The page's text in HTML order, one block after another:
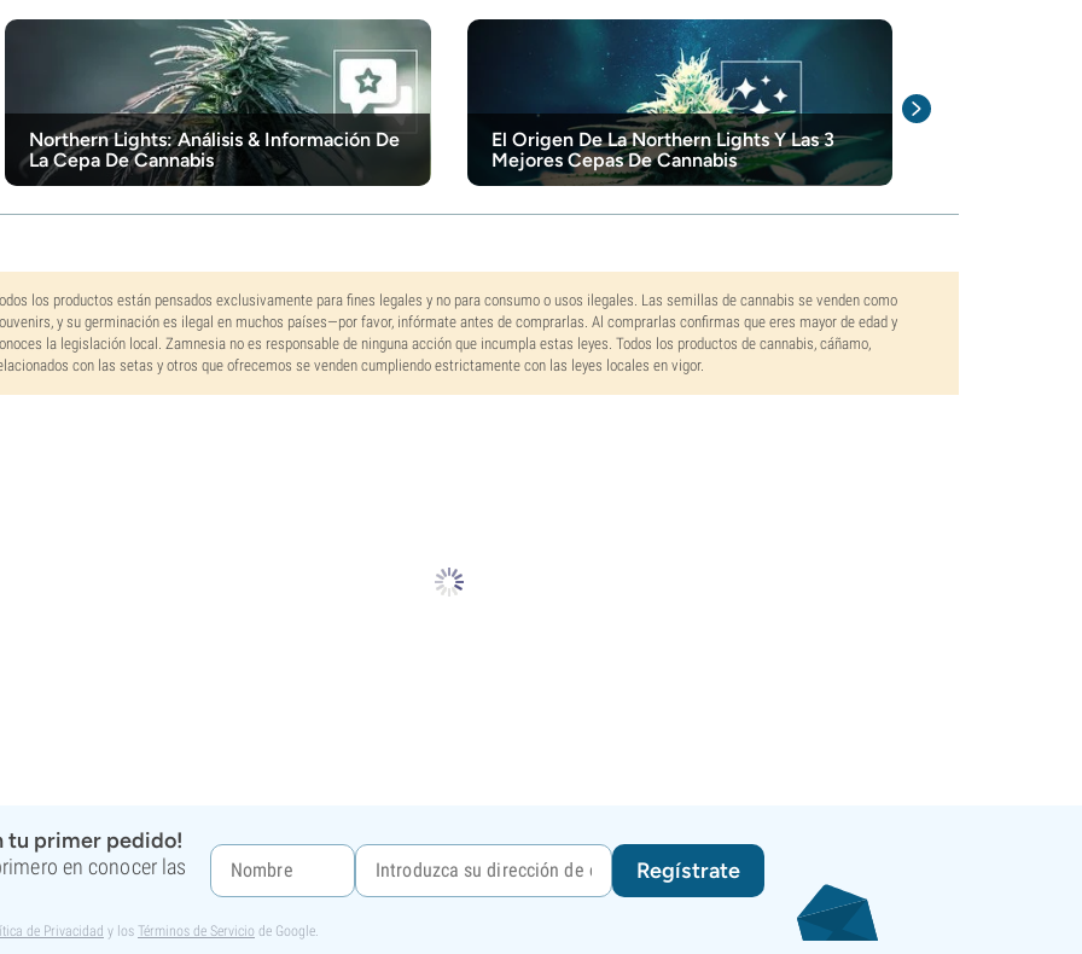
Northern Lights: Análisis & Información De
La Cepa De Cannabis
El Origen De La Northern Lights Y Las 3
Mejores Cepas De Cannabis
los productos están pensados exclusivamente para fines legales y no para consumo o usos ilegales. Las semillas de cannabis se venden como
y su germinación es ilegal en muchos países—por favor, infórmate antes de comprarlas. Al comprarlas confirmas que eres mayor de edad y
la legislación local. Zamnesia no es responsable de ninguna acción que incumpla estas leyes. Todos los productos de cannabis, cáñamo,
con las setas y otros que ofrecemos se venden cumpliendo estrictamente con las leyes locales en vigor.
tu primer pedido!
en conocer las
Regístrate
de Privacidad y los Términos de Servicio de Google.